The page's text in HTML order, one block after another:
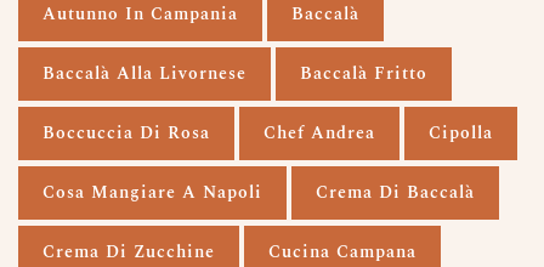
Autunno In Campania Baccalà
Baccalà Alla Livornese Baccalà Fritto
Boccuccia Di Rosa Chef Andrea Cipolla
Cosa Mangiare A Napoli Crema Di Baccalà
Crema Di Zucchine Cucina Campana